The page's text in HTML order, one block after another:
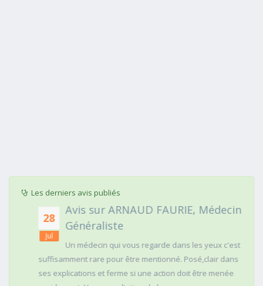
Les derniers avis publiés
28
Jul
Avis sur ARNAUD FAURIE, Médecin
Généraliste
Un médecin qui vous regarde dans les yeux c'est
suffisamment rare pour être mentionné. Posé,clair dans
ses explications et ferme si une action doit être menée